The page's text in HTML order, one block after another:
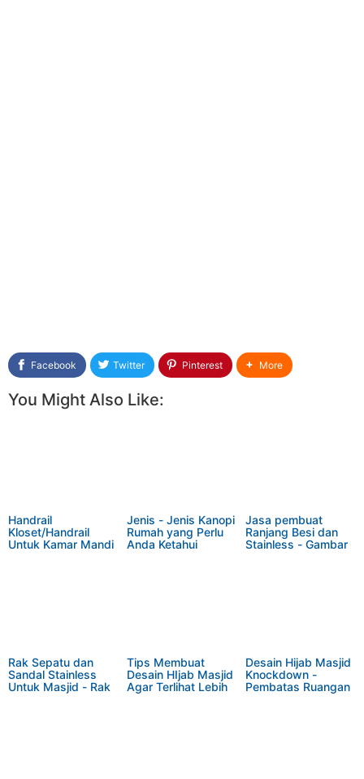
Facebook Twitter Pinterest More
You Might Also Like:
Handrail
Kloset/Handrail
Untuk Kamar Mandi
Jenis - Jenis Kanopi
Rumah yang Perlu
Anda Ketahui
Jasa pembuat
Ranjang Besi dan
Stainless - Gambar
Rak Sepatu dan
Sandal Stainless
Untuk Masjid - Rak
Tips Membuat
Desain HIjab Masjid
Agar Terlihat Lebih
Desain Hijab Masjid
Knockdown -
Pembatas Ruangan